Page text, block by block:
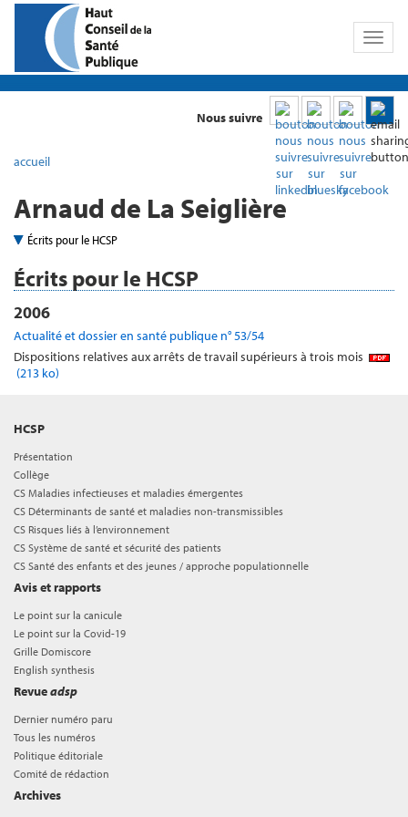
Toggle
Nous suivre
accueil
Arnaud de La Seiglière
Écrits pour le HCSP
Écrits pour le HCSP
2006
Actualité et dossier en santé publique n° 53/54
Dispositions relatives aux arrêts de travail supérieurs à trois mois
(213 ko)
HCSP
Présentation
Collège
CS Maladies infectieuses et maladies émergentes
CS Déterminants de santé et maladies non-transmissibles
CS Risques liés à l’environnement
CS Système de santé et sécurité des patients
CS Santé des enfants et des jeunes / approche populationnelle
Avis et rapports
Le point sur la canicule
Le point sur la Covid-19
Grille Domiscore
English synthesis
Revueadsp
Dernier numéro paru
Tous les numéros
Politique éditoriale
Comité de rédaction
Archives